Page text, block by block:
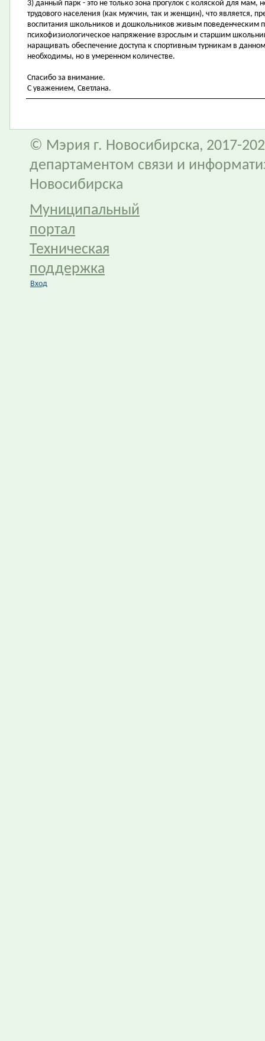
3) данный парк - это не только зона прогулок с коляской для мам,
трудового населения (как мужчин, так и женщин), что является,
воспитания школьников и дошкольников живым поведенческим
психофизиологическое напряжение взрослым и старшим
наращивать обеспечение доступа к спортивным турникам в
необходимы, но в умеренном количестве.
Спасибо за внимание.
С уважением, Светлана.
© Мэрия г. Новосибирска, 2017-
департаментом связи и
Новосибирска
Муниципальный
портал
Техническая
поддержка
Вход